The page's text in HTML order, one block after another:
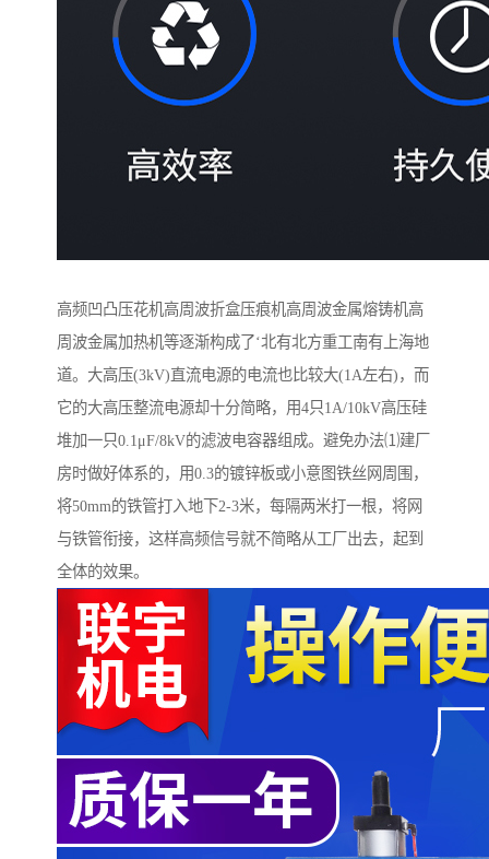
高频凹凸压花机高周波折盒压痕机高周波金属熔铸机高
周波金属加热机等逐渐构成了‘北有北方重工南有上海地
道。大高压(3kV)直流电源的电流也比较大(1A左右)，而
它的大高压整流电源却十分简略，用4只1A/10kV高压硅
堆加一只0.1μF/8kV的滤波电容器组成。避免办法⑴建厂
房时做好体系的，用0.3的镀锌板或小意图铁丝网周围，
将50mm的铁管打入地下2-3米，每隔两米打一根，将网
与铁管衔接，这样高频信号就不简略从工厂出去，起到
全体的效果。